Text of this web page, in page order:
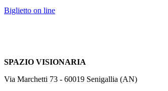
Biglietto on line
SPAZIO VISIONARIA
Via Marchetti 73 - 60019 Senigallia (AN)